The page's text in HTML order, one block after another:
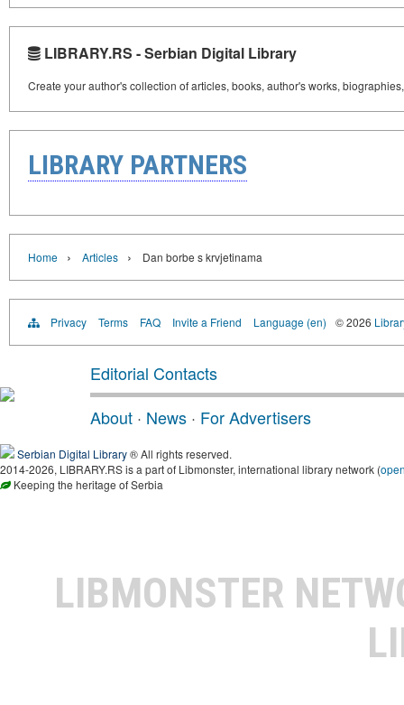
LIBRARY.RS - Serbian Digital Library
Create your author's collection of articles, books, author's works,
LIBRARY PARTNERS
Home › Articles › Dan borbe s krvjetinama
Privacy Terms FAQ Invite a Friend Language (en) © 2026
Editorial Contacts
About · News · For Advertisers
Serbian Digital Library® All rights reserved.
2014-2026, LIBRARY.RS is a part of Libmonster, international library network (
Keeping the heritage of Serbia
LIBMONSTER